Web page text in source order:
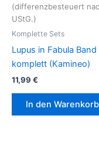
(differenzbesteuert
UStG.)
Komplette Sets
Lupus in Fabula
komplett (Kamineo)
11,99 €
In den Warenkorb